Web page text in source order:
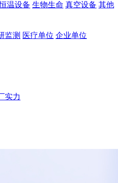
温设备 生物生命 真空设备 其他
监测 医疗单位 企业单位
实力